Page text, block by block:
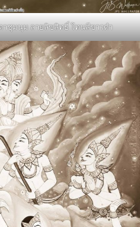
าชุมนุม ลายลิขสิทธิ์ โทนสีขาวดำ